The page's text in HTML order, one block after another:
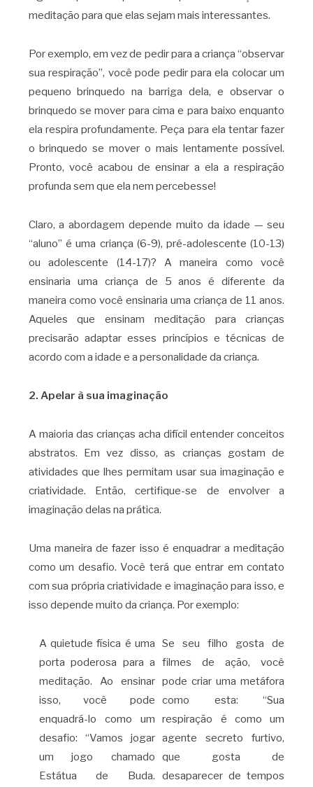
meditação para que elas sejam mais interessantes.
Por exemplo, em vez de pedir para a criança “observar
sua respiração”, você pode pedir para ela colocar um
pequeno brinquedo na barriga dela, e observar o
brinquedo se mover para cima e para baixo enquanto
ela respira profundamente. Peça para ela tentar fazer
o brinquedo se mover o mais lentamente possível.
Pronto, você acabou de ensinar a ela a respiração
profunda sem que ela nem percebesse!
Claro, a abordagem depende muito da idade — seu
“aluno” é uma criança (6-9), pré-adolescente (10-13)
ou adolescente (14-17)? A maneira como você
ensinaria uma criança de 5 anos é diferente da
maneira como você ensinaria uma criança de 11 anos.
Aqueles que ensinam meditação para crianças
precisarão adaptar esses princípios e técnicas de
acordo com a idade e a personalidade da criança.
2. Apelar à sua imaginação
A maioria das crianças acha difícil entender conceitos
abstratos. Em vez disso, as crianças gostam de
atividades que lhes permitam usar sua imaginação e
criatividade. Então, certifique-se de envolver a
imaginação delas na prática.
Uma maneira de fazer isso é enquadrar a meditação
como um desafio. Você terá que entrar em contato
com sua própria criatividade e imaginação para isso, e
isso depende muito da criança. Por exemplo:
A quietude física é uma
porta poderosa para a
meditação. Ao ensinar
isso, você pode
enquadrá-lo como um
desafio: “Vamos jogar
um jogo chamado
Estátua de Buda.
Se seu filho gosta de
filmes de ação, você
pode criar uma metáfora
como esta: “Sua
respiração é como um
agente secreto furtivo,
que gosta de
desaparecer de tempos